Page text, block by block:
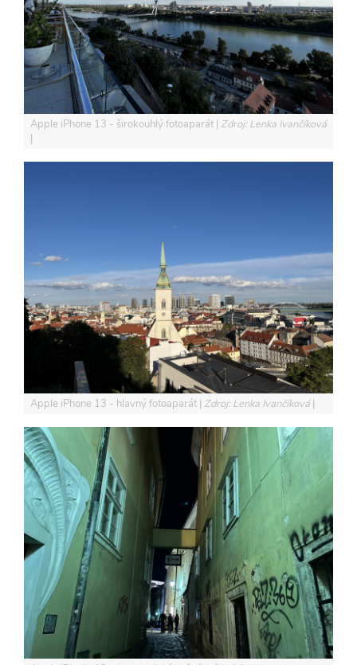
Apple iPhone 13 - širokouhlý fotoaparát Zdroj: Lenka Ivančíková
Apple iPhone 13 - hlavný fotoaparát Zdroj: Lenka Ivančíková